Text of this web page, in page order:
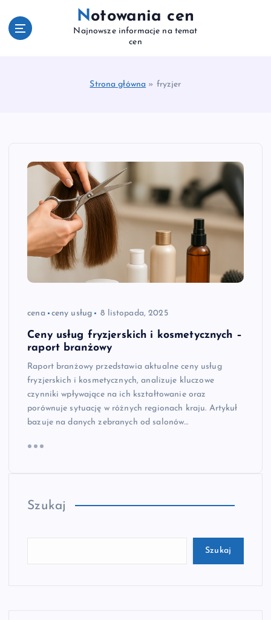
Notowania cen
Najnowsze informacje na temat
cen
Strona główna » fryzjer
cena ceny usług 8 listopada, 2025
Ceny usług fryzjerskich i kosmetycznych –
raport branżowy
Raport branżowy przedstawia aktualne ceny usług
fryzjerskich i kosmetycznych, analizuje kluczowe
czynniki wpływające na ich kształtowanie oraz
porównuje sytuację w różnych regionach kraju. Artykuł
bazuje na danych zebranych od salonów…
Szukaj
Szukaj